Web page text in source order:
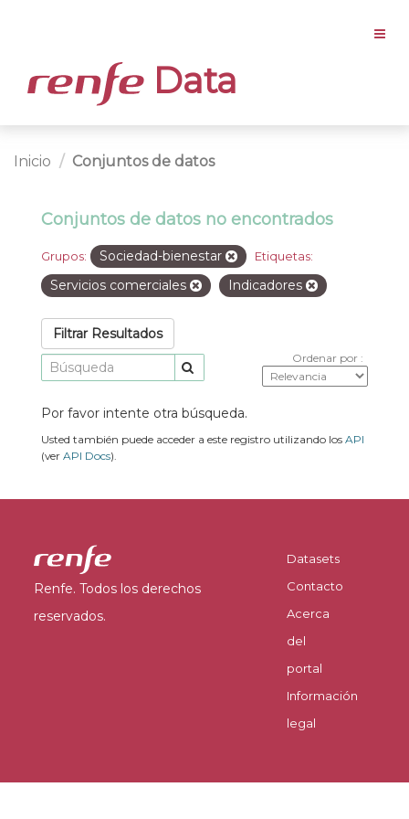
Data
Inicio Conjuntos de datos
Conjuntos de datos no encontrados
Grupos: Sociedad-bienestar Etiquetas:
Servicios comerciales Indicadores
Filtrar Resultados
Ordenar por
Por favor intente otra búsqueda.
Usted también puede acceder a este registro utilizando los API
(ver API Docs).
Renfe. Todos los derechos
reservados.
Datasets
Contacto
Acerca
del
portal
Información
legal